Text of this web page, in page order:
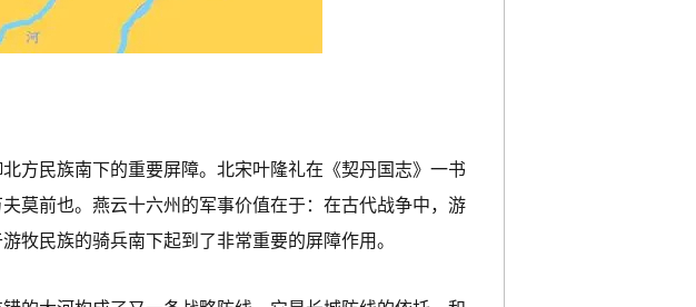
方民族南下的重要屏障。北宋叶隆礼在《契丹国志》一书
莫前也。燕云十六州的军事价值在于：在古代战争中，游
牧民族的骑兵南下起到了非常重要的屏障作用。